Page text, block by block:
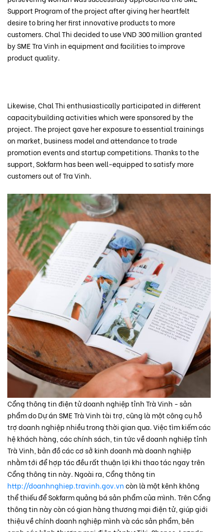
Support Program of the project after giving her heartfelt
desire to bring her first innovative products to more
customers. Chal Thi decided to use VND 300 million granted
by SME Tra Vinh in equipment and facilities to improve
product quality.
Likewise, Chal Thi enthusiastically participated in different
capacitybuilding activities which were sponsored by the
project. The project gave her exposure to essential trainings
on market, business model and attendance to trade
promotion events and startup competitions. Thanks to the
support, Sokfarm has been well-equipped to satisfy more
customers out of Tra Vinh.
Cổng thông tin điện tử doanh nghiệp tỉnh Trà Vinh - sản
phẩm do Dự án SME Trà Vinh tài trợ, cũng là một công cụ hỗ
trợ doanh nghiệp nhiều trong thời gian qua. Việc tìm kiếm các
hệ khách hàng, các chính sách, tin tức về doanh nghiệp tỉnh
Trà Vinh, bản đồ các cơ sở kinh doanh mà doanh nghiệp
nhằm tới để hợp tác đều rất thuận lợi khi thao tác ngay trên
Cổng thông tin này. Ngoài ra, Cổng thông tin
http://doanhnghiep.travinh.gov.vncòn là một kênh không
thể thiếu để Sokfarm quảng bá sản phẩm của mình. Trên Cổng
thông tin này còn có gian hàng thương mại điện tử, giúp giới
thiệu về chính doanh nghiệp mình và các sản phẩm, bên